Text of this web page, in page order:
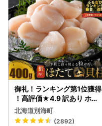
御礼！ランキング第1位獲得
！高評価★4.9 訳あり ホタ
テ 400g（ほたて 帆立 貝柱
冷凍 ）
北海道別海町
(2892)